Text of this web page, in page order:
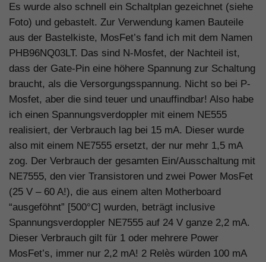
Es wurde also schnell ein Schaltplan gezeichnet (siehe
Foto) und gebastelt. Zur Verwendung kamen Bauteile
aus der Bastelkiste, MosFet’s fand ich mit dem Namen
PHB96NQ03LT. Das sind N-Mosfet, der Nachteil ist,
dass der Gate-Pin eine höhere Spannung zur Schaltung
braucht, als die Versorgungsspannung. Nicht so bei P-
Mosfet, aber die sind teuer und unauffindbar! Also habe
ich einen Spannungsverdoppler mit einem NE555
realisiert, der Verbrauch lag bei 15 mA. Dieser wurde
also mit einem NE7555 ersetzt, der nur mehr 1,5 mA
zog. Der Verbrauch der gesamten Ein/Ausschaltung mit
NE7555, den vier Transistoren und zwei Power MosFet
(25 V – 60 A!), die aus einem alten Motherboard
“ausgeföhnt” [500°C] wurden, beträgt inclusive
Spannungsverdoppler NE7555 auf 24 V ganze 2,2 mA.
Dieser Verbrauch gilt für 1 oder mehrere Power
MosFet’s, immer nur 2,2 mA! 2 Relès würden 100 mA